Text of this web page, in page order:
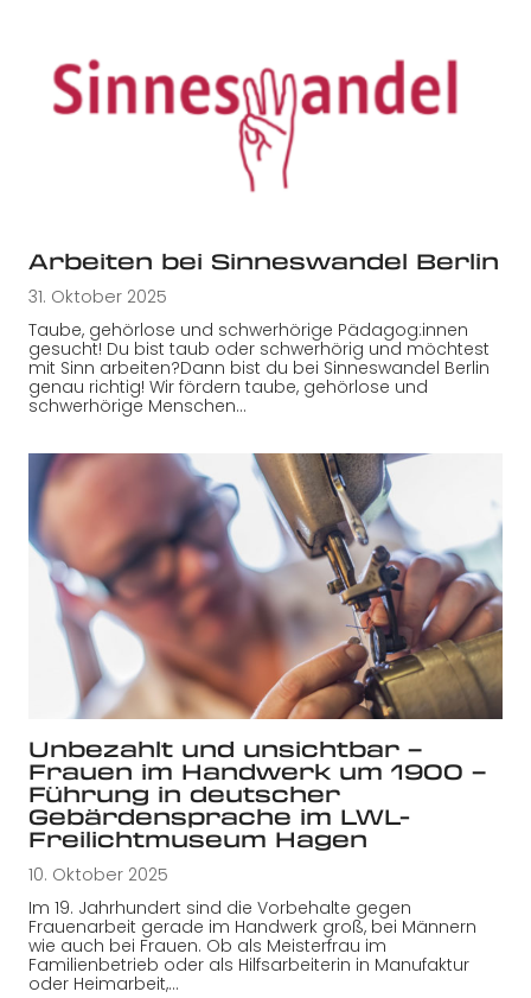
Arbeiten bei Sinneswandel Berlin
31. Oktober 2025
Taube, gehörlose und schwerhörige Pädagog:innen
gesucht! Du bist taub oder schwerhörig und möchtest
mit Sinn arbeiten?Dann bist du bei Sinneswandel Berlin
genau richtig! Wir fördern taube, gehörlose und
schwerhörige Menschen…
Unbezahlt und unsichtbar –
Frauen im Handwerk um 1900 –
Führung in deutscher
Gebärdensprache im LWL-
Freilichtmuseum Hagen
10. Oktober 2025
Im 19. Jahrhundert sind die Vorbehalte gegen
Frauenarbeit gerade im Handwerk groß, bei Männern
wie auch bei Frauen. Ob als Meisterfrau im
Familienbetrieb oder als Hilfsarbeiterin in Manufaktur
oder Heimarbeit,…